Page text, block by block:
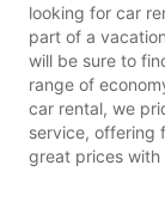
looking for car
part of a
will be sure to
range of
car rental, we
service, offering
great prices with